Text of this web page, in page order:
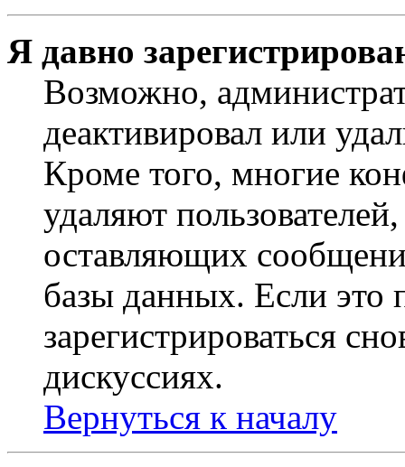
Я давно
Возможно,
деактивировал или
Кроме того, многие
удаляют
оставляющих
базы данных. Если это
зарегистрироваться
дискуссиях.
Вернуться к началу